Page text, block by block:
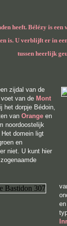
heeft. Bélézy is
is. U verblijft er in
tussen heerlijk
zijdal van de
voet van de Mont
het dorpje Bédoin,
van Orange en
noordoostelijk
domein ligt
en
niet. U kunt hier
zogenaamde